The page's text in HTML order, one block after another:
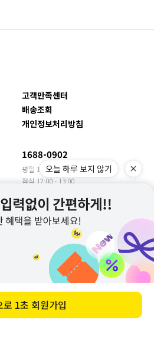
고객만족센터
배송조회
개인정보처리방침
1688-0902
평일 10:00 - 17:00
점심 12:00 - 13:00
수출문의 YJBN MEET
CEO : 장은주
번길 13(문형동)
성
오늘 하루 보지 않기
로 1초 회원가입